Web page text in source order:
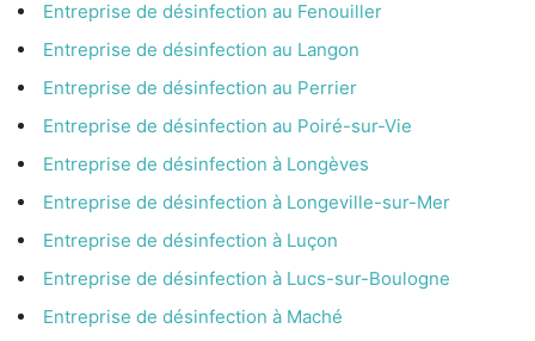
Entreprise de désinfection au Fenouiller
Entreprise de désinfection au Langon
Entreprise de désinfection au Perrier
Entreprise de désinfection au Poiré-sur-Vie
Entreprise de désinfection à Longèves
Entreprise de désinfection à Longeville-sur-Mer
Entreprise de désinfection à Luçon
Entreprise de désinfection à Lucs-sur-Boulogne
Entreprise de désinfection à Maché